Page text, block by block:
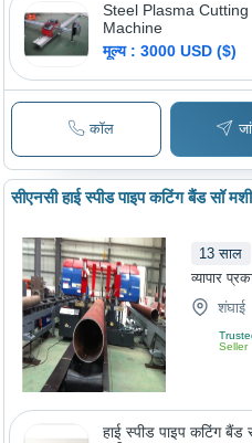
Steel Plasma Cutting
Machine
मूल्य : 3000 USD ($)
कॉल
सीएनसी हाई स्पीड पाइप कटिंग बैंड सॉ
13 साल
व्यापार
शंघाई
Seller
हाई स्पीड पाइप कटिंग बैंड